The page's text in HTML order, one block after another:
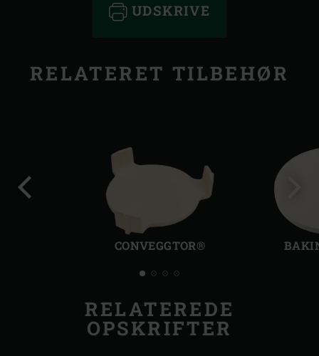
UDSKRIVE
RELATERET TILBEHØR
CONVEGGTOR®
dias
RELATEREDE
OPSKRIFTER